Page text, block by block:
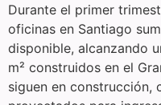
Durante el primer
oficinas en Santiago
disponible, alcanzando
m² construidos en el
siguen en construcción,